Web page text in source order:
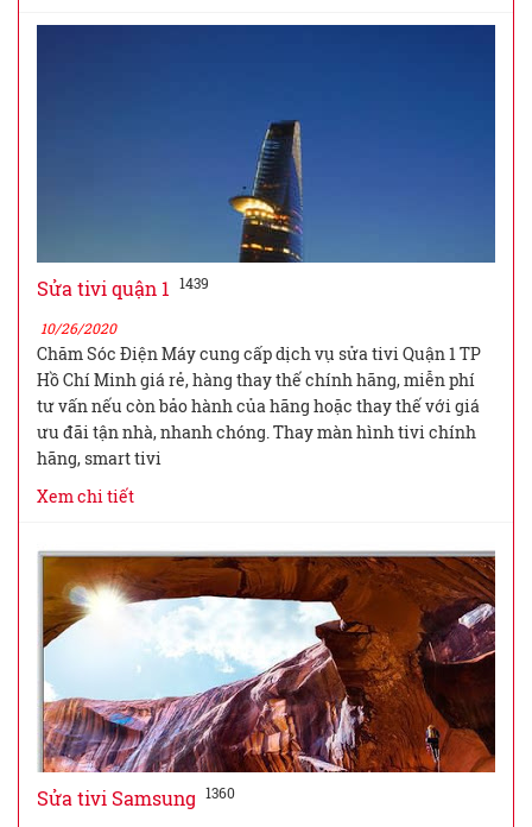
Sửa tivi quận 1 1439
10/26/2020
Chăm Sóc Điện Máy cung cấp dịch vụ sửa tivi Quận 1 TP
Hồ Chí Minh giá rẻ, hàng thay thế chính hãng, miễn phí
tư vấn nếu còn bảo hành của hãng hoặc thay thế với giá
ưu đãi tận nhà, nhanh chóng. Thay màn hình tivi chính
hãng, smart tivi
Xem chi tiết
Sửa tivi Samsung 1360